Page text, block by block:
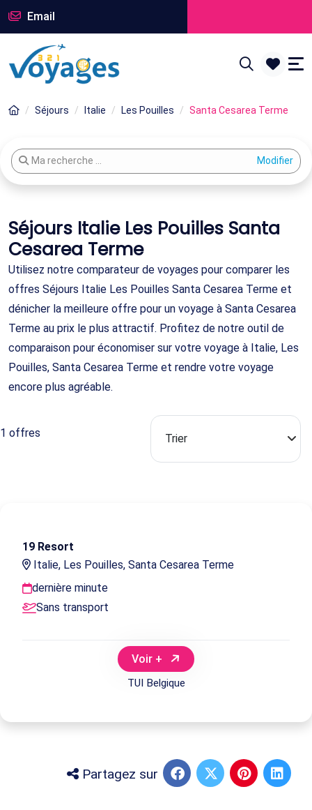
Email
Séjours Italie Les Pouilles Santa Cesarea Terme
Modifier votre recherche
Ma recherche ...
Séjours Italie Les Pouilles Santa
Cesarea Terme
Utilisez notre comparateur de voyages pour comparer les
offres Séjours Italie Les Pouilles Santa Cesarea Terme et
dénicher la meilleure offre pour un voyage à Santa Cesarea
Terme au prix le plus attractif. Profitez de notre outil de
comparaison pour économiser sur votre voyage à Italie, Les
Pouilles, Santa Cesarea Terme et rendre votre voyage
encore plus agréable.
1 offres
19 Resort
Italie, Les Pouilles, Santa Cesarea Terme
dernière minute
Sans transport
Voir +
TUI Belgique
Partagez sur